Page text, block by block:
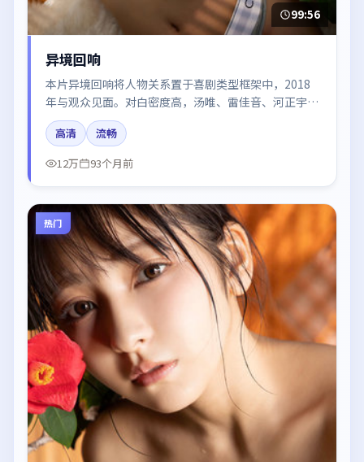
99:56
异境回响
本片异境回响将人物关系置于喜剧类型框架中，2018
年与观众见面。对白密度高，汤唯、雷佳音、河正宇、
谭卓的台词节奏值得关注；整体气质偏韩国都市与冷色
调摄影。
高清
流畅
12万
93个月前
热门